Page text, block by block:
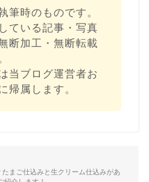
筆時のものです。
ている記事・写真
断加工・無断転載
当ブログ運営者お
帰属します。
まご仕込みと生クリーム仕込みがあ